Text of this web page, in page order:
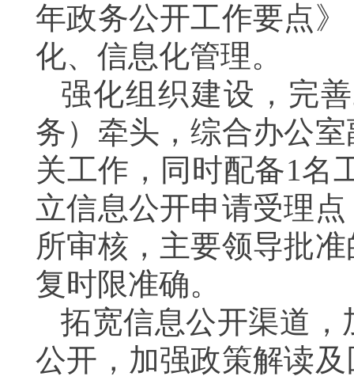
年政务公开工作要点
化、信息化管理。
强化组织建设，完
务）牵头，综合办公
关工作，同时配备1名
立信息公开申请受理
所审核，主要领导批
复时限准确。
拓宽信息公开渠道
公开，加强政策解读